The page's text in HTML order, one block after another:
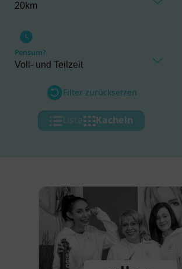
Pensum?
Filter zurücksetzen
Liste Kacheln